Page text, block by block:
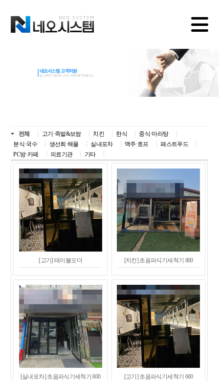
전체 고기·족발&보쌈 치킨 한식
중식·마라탕
분식·국수
생선회·해물 실내포차 맥주·호프
패스트푸드
PC방·카페
의료기관 기타
[고기] 테이블오더 [치킨] 초음파식기세척기 800
[실내포차] 초음파식기세척기 800 [고기] 초음파식기세척기 600